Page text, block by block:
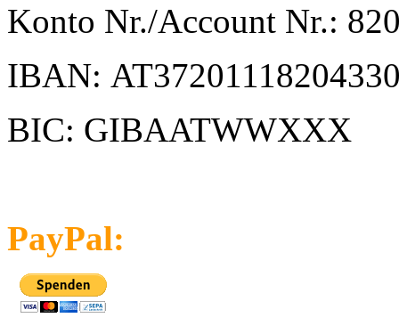
Konto Nr./Account Nr.:
IBAN:
BIC: GIBAATWWXXX
PayPal: